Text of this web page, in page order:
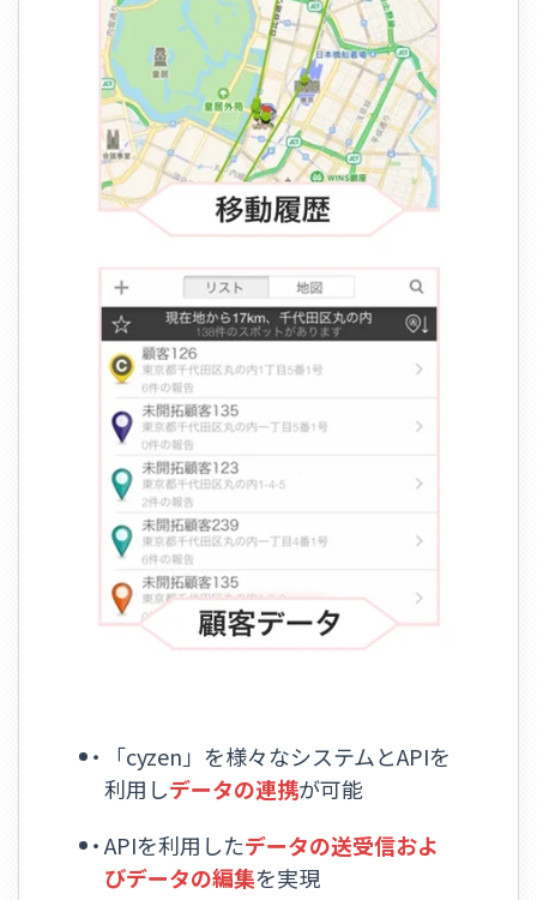
「cyzen」を様々なシステムとAPIを
利用しデータの連携が可能
APIを利用したデータの送受信およ
びデータの編集を実現